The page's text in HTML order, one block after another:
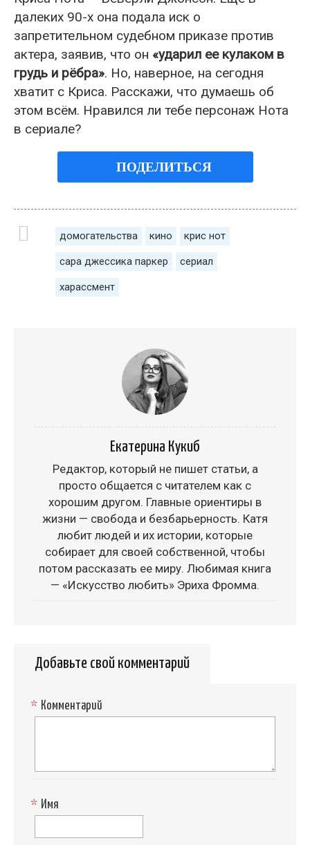
далеких 90-х она подала иск о
запретительном судебном приказе против
актера, заявив, что он «ударил ее кулаком в
грудь и рёбра». Но, наверное, на сегодня
хватит с Криса. Расскажи, что думаешь об
этом всём. Нравился ли тебе персонаж Нота
в сериале?
ПОДЕЛИТЬСЯ
домогательства кино крис нот
сара джессика паркер сериал
харассмент
Екатерина Кукиб
Редактор, который не пишет статьи, а
просто общается с читателем как с
хорошим другом. Главные ориентиры в
жизни — свобода и безбарьерность. Катя
любит людей и их истории, которые
собирает для своей собственной, чтобы
потом рассказать ее миру. Любимая книга
— «Искусство любить» Эриха Фромма.
Добавьте свой комментарий
Комментарий
*
Имя
*